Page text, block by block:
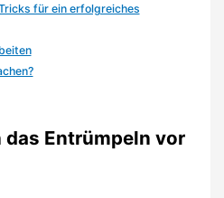
für ein erfolgreiches
Entrümpeln vor